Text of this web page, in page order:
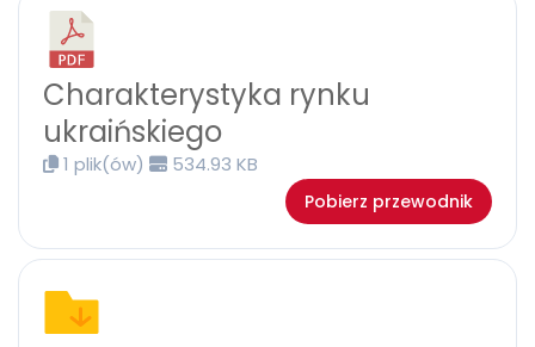
Charakterystyka rynku
ukraińskiego
1 plik(ów) 534.93 KB
Pobierz przewodnik